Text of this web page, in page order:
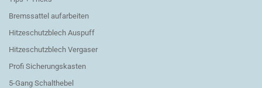
Bremssattel aufarbeiten
Hitzeschutzblech Auspuff
Hitzeschutzblech Vergaser
Profi Sicherungskasten
5-Gang Schalthebel